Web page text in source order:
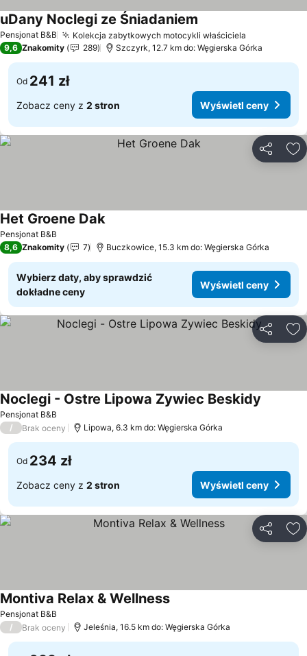
Pensjonat B&B Kolekcja zabytkowych motocykli właściciela
uDany Noclegi ze Śniadaniem
9,6 Znakomity 289 Szczyrk, 12.7 km do: Węgierska Górka
Od 241 zł
Zobacz ceny z 2 stron Wyświetl ceny
Pensjonat B&B
Het Groene DakWyświetl ceny
8,6 Znakomity 7 Buczkowice, 15.3 km do: Węgierska Górka
Wybierz daty, aby sprawdzić
dokładne ceny
Wyświetl ceny
Pensjonat B&B
Noclegi - Ostre Lipowa Zywiec Beskidy
/ Brak oceny Lipowa, 6.3 km do: Węgierska Górka
Od 234 zł
Zobacz ceny z 2 stron Wyświetl ceny
Pensjonat B&B
Montiva Relax & WellnessWyświetl ceny
/ Brak oceny Jeleśnia, 16.5 km do: Węgierska Górka